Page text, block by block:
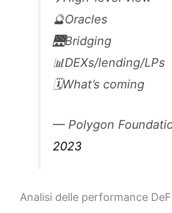
🔮Oracles
🌉Bridging
📊DEXs/lending/LPs
🗓️What’s coming
— Polygon
2023
Analisi delle performance